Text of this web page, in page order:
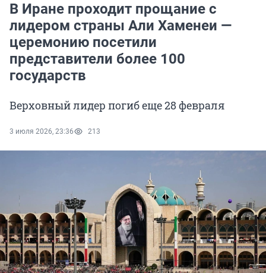
В Иране проходит прощание с
лидером страны Али Хаменеи —
церемонию посетили
представители более 100
государств
Верховный лидер погиб еще 28 февраля
3 июля 2026, 23:36 213